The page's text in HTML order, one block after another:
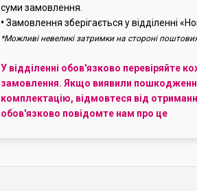
суми замовлення.
• Замовлення зберігається у відділенні
*Можливі невеликі затримки на стороні
У відділенні обов'язково перевіряйте
замовлення. Якщо виявили
комплектацію, відмовтеся від
обов'язково повідомте нам про це